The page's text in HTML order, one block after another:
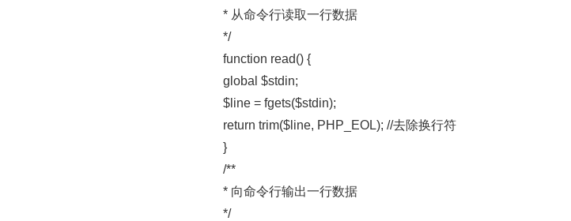
* 从命令行读取一行数据
*/
function read() {
global $stdin;
$line = fgets($stdin);
return trim($line, PHP_EOL); //去除换行符
}
/**
* 向命令行输出一行数据
*/